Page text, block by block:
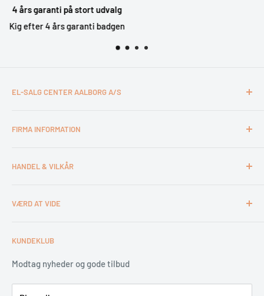
EL-SALG CENTER AALBORG A/S
Otto Mønsteds Vej 6
Tlf. 98180011
FIRMA INFORMATION
Medarbejdere
Kundeklub
HANDEL & VILKÅR
Handelsbetingelser
Garantiservice
Erhverv & Byggeri
VÆRD AT VIDE
Montering
Betaling
KUNDEKLUB
Modtag nyheder og gode tilbud